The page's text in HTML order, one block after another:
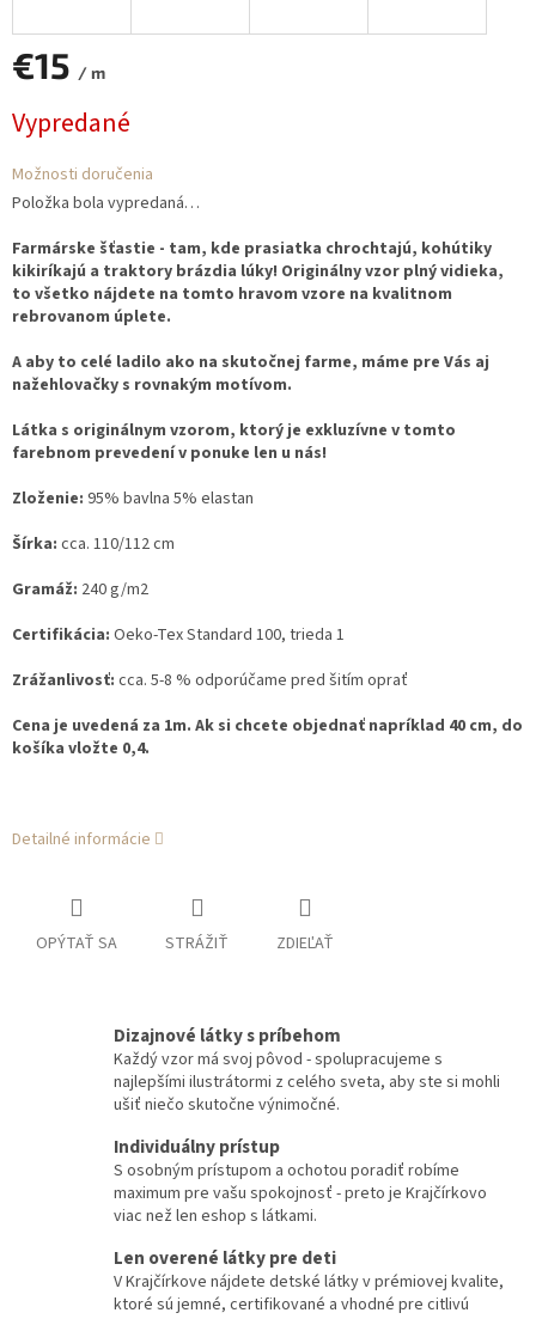
€15 / m
cena:
Vypredané
Možnosti doručenia
Položka bola vypredaná…
Farmárske šťastie - tam, kde prasiatka chrochtajú, kohútiky
kikiríkajú a traktory brázdia lúky! Originálny vzor plný vidieka,
to všetko nájdete na tomto hravom vzore na kvalitnom
rebrovanom úplete.
A aby to celé ladilo ako na skutočnej farme, máme pre Vás aj
nažehlovačky s rovnakým motívom.
Látka s originálnym vzorom, ktorý je exkluzívne v tomto
farebnom prevedení v ponuke len u nás!
Zloženie: 95% bavlna 5% elastan
Šírka: cca. 110/112 cm
Gramáž: 240 g/m2
Certifikácia: Oeko-Tex Standard 100, trieda 1
Zrážanlivosť: cca. 5-8 % odporúčame pred šitím oprať
Cena je uvedená za 1m. Ak si chcete objednať napríklad 40 cm, do
košíka vložte 0,4.
Detailné informácie
OPÝTAŤ SA STRÁŽIŤ ZDIEĽAŤ
Dizajnové látky s príbehom
Každý vzor má svoj pôvod - spolupracujeme s
najlepšími ilustrátormi z celého sveta, aby ste si mohli
ušiť niečo skutočne výnimočné.
Individuálny prístup
S osobným prístupom a ochotou poradiť robíme
maximum pre vašu spokojnosť - preto je Krajčírkovo
viac než len eshop s látkami.
Len overené látky pre deti
V Krajčírkove nájdete detské látky v prémiovej kvalite,
ktoré sú jemné, certifikované a vhodné pre citlivú